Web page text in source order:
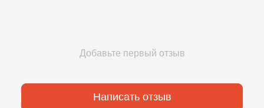
Добавьте первый отзыв
Написать отзыв